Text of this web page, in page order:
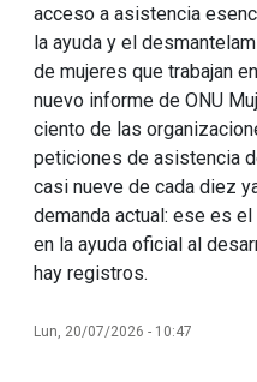
acceso a asistencia
la ayuda y el
de mujeres que trabajan
nuevo informe de ONU
ciento de las
peticiones de asistencia
casi nueve de cada diez
demanda actual: ese es
en la ayuda oficial al
hay registros.
Lun, 20/07/2026 - 10:47